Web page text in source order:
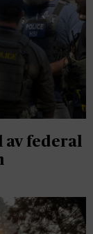
av federal